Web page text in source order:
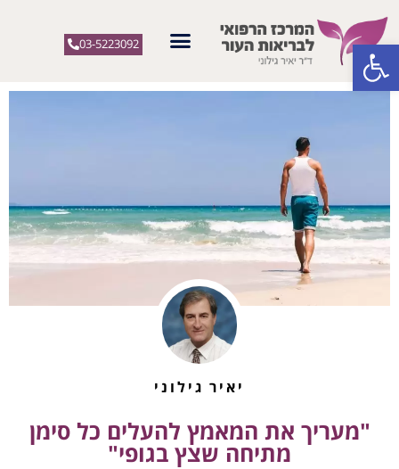
פתח סרגל נגישות 03-5223092
יאיר גילוני
"מעריך את המאמץ להעלים כל סימן
מתיחה שצץ בגופי"